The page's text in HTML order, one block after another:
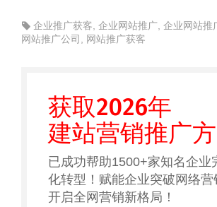
企业推广获客 企业网站推广 企业网站推
网站推广公司
网站推广获客
获取2026年
建站营销推广
已成功帮助1500+家知名企业
化转型！赋能企业突破网络营
开启全网营销新格局！